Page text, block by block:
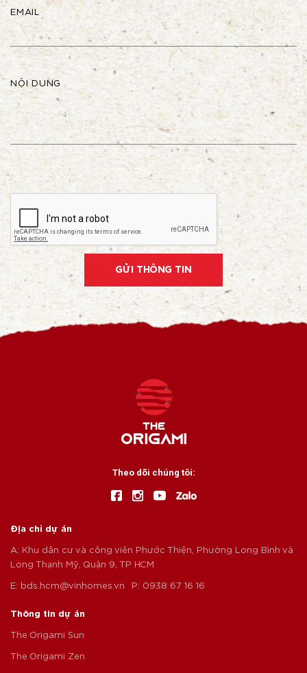
EMAIL
NỘI DUNG
GỬI THÔNG TIN
Theo dõi chúng tôi:
Địa chỉ dự án
A: Khu dân cư và công viên Phước Thiện, Phường Long Bình và
Long Thạnh Mỹ, Quận 9, TP HCM
E: bds.hcm@vinhomes.vn P: 0938 67 16 16
Thông tin dự án
The Origami Sun
The Origami Zen